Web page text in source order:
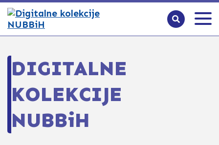
DIGITALNE
KOLEKCIJE
NUBBiH